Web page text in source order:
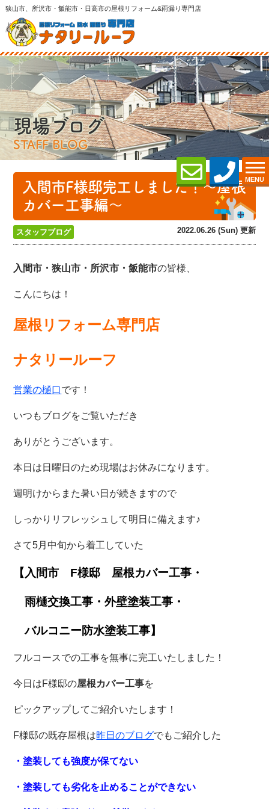
狭山市、所沢市・飯能市・日高市の屋根リフォーム&雨漏り専門店
MENU
現場ブログ
STAFF BLOG
入間市F様邸完工しました！～屋根
カバー工事編～
スタッフブログ 2022.06.26 (Sun) 更新
入間市・狭山市・所沢市・飯能市の皆様、
こんにちは！
屋根リフォーム専門店
ナタリールーフ
営業の樋口です！
いつもブログをご覧いただき
ありがとうございます。
本日は日曜日のため現場はお休みになります。
週明けからまた暑い日が続きますので
しっかりリフレッシュして明日に備えます♪
さて5月中旬から着工していた
【入間市 F様邸 屋根カバー工事・
雨樋交換工事・外壁塗装工事・
バルコニー防水塗装工事】
フルコースでの工事を無事に完工いたしました！
今日はF様邸の屋根カバー工事を
ピックアップしてご紹介いたします！
F様邸の既存屋根は昨日のブログでもご紹介した
・塗装しても強度が保てない
・塗装しても劣化を止めることができない